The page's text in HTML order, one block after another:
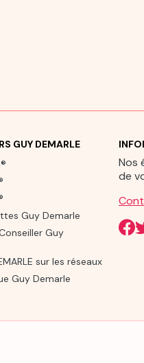
GUY DEMARLE
Guy Demarle
Guy
sur les réseaux
Guy Demarle
Nos
de